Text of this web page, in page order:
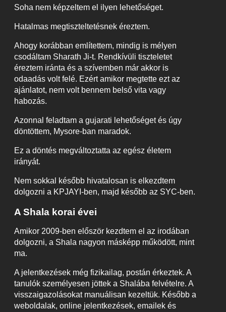
Soha nem képzeltem el ilyen lehetőséget.
Hatalmas megtiszteltetésnek éreztem.
Ahogy korábban említettem, mindig is mélyen
csodáltam Sharath Ji-t. Rendkívüli tiszteletet
éreztem iránta és a szívemben már akkor is
odaadás volt felé. Ezért amikor megtette ezt az
ajánlatot, nem volt bennem belső vita vagy
habozás.
Azonnal feladtam a gujarati lehetőséget és úgy
döntöttem, Mysore-ban maradok.
Ez a döntés megváltoztatta az egész életem
irányát.
Nem sokkal később hivatalosan is elkezdtem
dolgozni a KPJAYI-ben, majd később az SYC-ben.
A Shala korai évei
Amikor 2009-ben először kezdtem el az irodában
dolgozni, a Shala nagyon másképp működött, mint
ma.
A jelentkezések még fizikailag, postán érkeztek. A
tanulók személyesen jöttek a Shalába felvételre. A
visszaigazolásokat manuálisan kezeltük. Később a
weboldalak, online jelentkezések, emailek és